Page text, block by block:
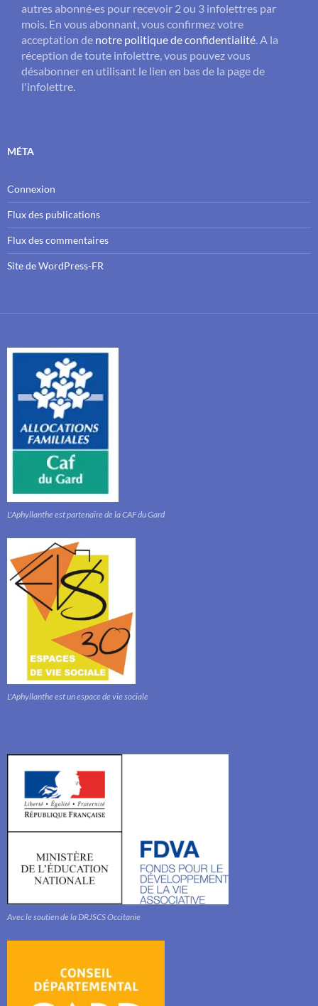
autres abonné·es pour recevoir 2 ou 3 infolettres par
mois. En vous abonnant, vous confirmez votre
acceptation de notre politique de confidentialité . A la
réception de toute infolettre, vous pouvez vous
désabonner en utilisant le lien en bas de la page de
l'infolettre.
MÉTA
Connexion
Flux des publications
Flux des commentaires
Site de WordPress-FR
L'Aphyllanthe est partenaire de la CAF du Gard
L'Aphyllanthe est un espace de vie sociale
Avec le soutien de la DRJSCS Occitanie